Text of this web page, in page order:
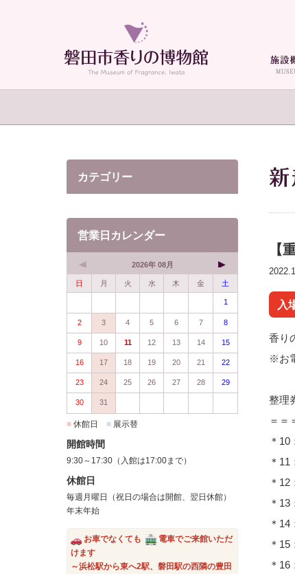
カテゴリー
【
入
香り
※お
整理
＝＝
＊10
＊11
＊12
＊13
＊14
＊15
＊16
営業日カレンダー
2026年 08月
日 月 火 水 木 金 土
1
2 3 4 5 6 7 8
9 10 11 12 13 14 15
16 17 18 19 20 21 22
23 24 25 26 27 28 29
30 31
■ 休館日 ■ 展示替
開館時間
9:30～17:30（入館は17:00まで）
休館日
毎週月曜日（祝日の場合は開館、翌日休館）
年末年始
お車でなくても
電車でご来館いただ
けます
～浜松駅から東へ2駅、磐田駅の西隣の豊田